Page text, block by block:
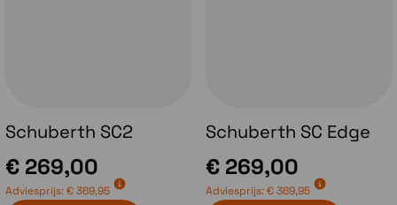
weer dichtzitten. Bij de Schuberth C5 blijft je
vizier echter in dezelfde stand staan als voor
het openen van de kinbak.
Schuberth SC2
€ 269,00
Adviesprijs:€ 369,95
Schuberth SC Edge
€ 269,00
Adviesprijs:€ 369,95